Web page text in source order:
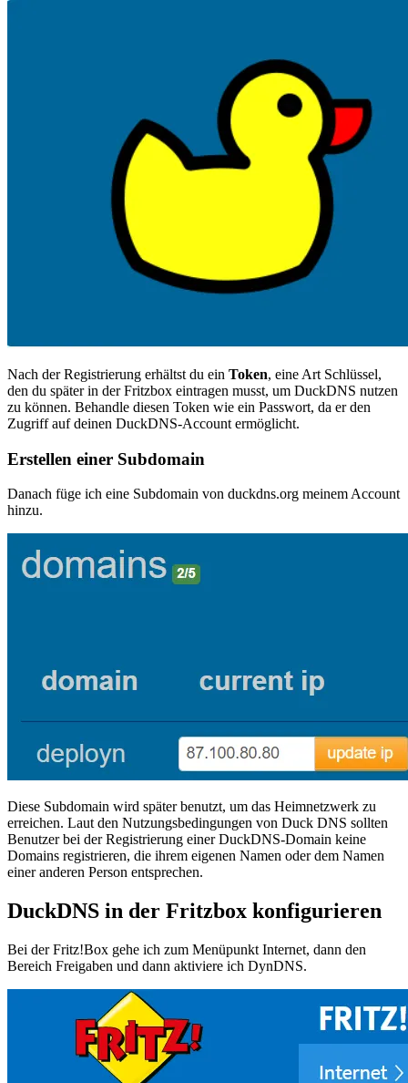
Nach der Registrierung erhältst du ein Token, eine Art Schlüssel,
den du später in der Fritzbox eintragen musst, um DuckDNS nutzen
zu können. Behandle diesen Token wie ein Passwort, da er den
Zugriff auf deinen DuckDNS-Account ermöglicht.
Erstellen einer Subdomain
Danach füge ich eine Subdomain von duckdns.org meinem Account
hinzu.
Diese Subdomain wird später benutzt, um das Heimnetzwerk zu
erreichen. Laut den Nutzungsbedingungen von Duck DNS sollten
Benutzer bei der Registrierung einer DuckDNS-Domain keine
Domains registrieren, die ihrem eigenen Namen oder dem Namen
einer anderen Person entsprechen.
DuckDNS in der Fritzbox konfigurieren
Bei der Fritz!Box gehe ich zum Menüpunkt Internet, dann den
Bereich Freigaben und dann aktiviere ich DynDNS.